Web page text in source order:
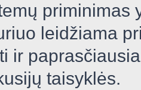
priminimas
leidžiama
ir
taisyklės.